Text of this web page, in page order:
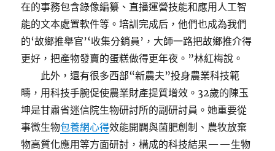
在的事務包含錄像編纂、直播運營技能和應用人工智
能的文本處置軟件等。培訓完成后，他們也成為我們
的‘故鄉推舉官’‘收集分銷員’，大師一路把故鄉推介得
更好，把產物發賣的蛋糕做得更年夜。”林紅梅說。
此外，還有很多西部“新農夫”投身農業科技範
疇，用科技手腕促使農業財產提質增效。32歲的陳玉
坤是甘肅省迷信院生物研討所的副研討員。她重要從
事微生物包養網心得效能開闢與菌肥創制、農牧放棄
物高質化應用等方面研討，構成的科技結果——生物